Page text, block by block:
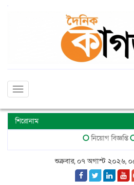
Toggle
শিরোনাম
নিয়োগ বিজ্ঞপ্তি
শুক্রবার, ০৭ অগাস্ট ২০২৬,